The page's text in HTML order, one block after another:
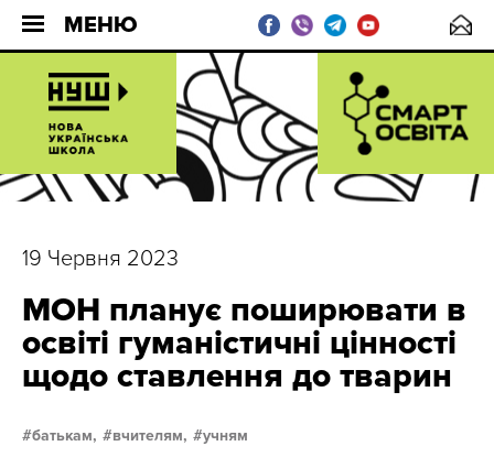
МЕНЮ
19 Червня 2023
МОН планує поширювати в
освіті гуманістичні цінності
щодо ставлення до тварин
батькам, вчителям, учням